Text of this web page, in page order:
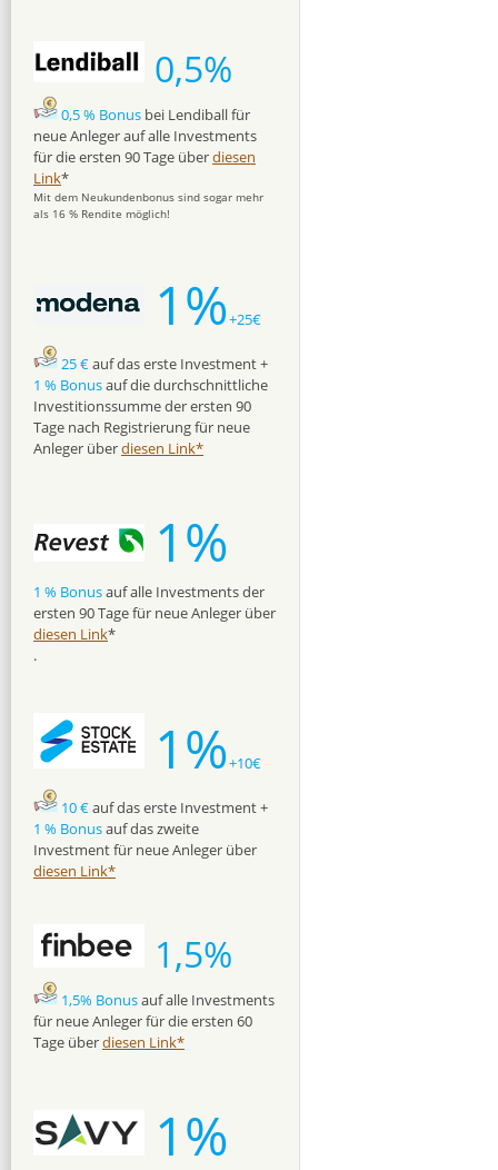
0,5%
0,5 % Bonus bei Lendiball für
neue Anleger auf alle Investments
für die ersten 90 Tage überdiesen
Link*
Mit dem Neukundenbonus sind sogar mehr
als 16 % Rendite möglich!
1%+25€
25 €auf das erste Investment +
1 % Bonusauf die durchschnittliche
Investitionssumme der ersten 90
Tage nach Registrierung für neue
Anleger überdiesen Link*
1%
1 % Bonusauf alle Investments der
ersten 90 Tage für neue Anleger über
diesen Link*
.
1%+10€
10 €auf das erste Investment +
1 % Bonusauf das zweite
Investment für neue Anleger über
diesen Link*
1,5%
1,5% Bonusauf alle Investments
für neue Anleger für die ersten 60
Tage überdiesen Link*
1%